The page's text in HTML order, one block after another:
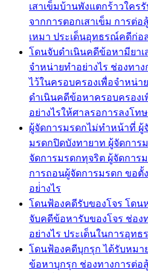
เสาเข็มบ้านพังแตกร้าวใคร
จากการตอกเสาเข็ม การต่
เหมา ประเด็นอุทธรณ์คดีก่อ
โดนจับดำเนินคดีข้อหามียา
จำหน่ายทำอย่างไร ช่องทา
ไว้ในครอบครองเพื่อจำหน่า
ดำเนินคดีข้อหาครอบครอง
อย่างไรให้ศาลรอการลงโท
ผู้จัดการมรดกไม่ทำหน้าที่ ผู้
มรดกปิดบังทายาท ผู้จัดการ
จัดการมรดกทุจริต ผู้จัดการ
การถอนผู้จัดการมรดก ขอ
อย่่างไร
โดนฟ้องคดีรับของโจร โดน
จับคดีข้อหารับของโจร ช่อง
อย่างไร ประเด็นในการอุท
โดนฟ้องคดีบุกรุก ได้รับหมา
ข้อหาบุกรุก ช่องทางการต่อ